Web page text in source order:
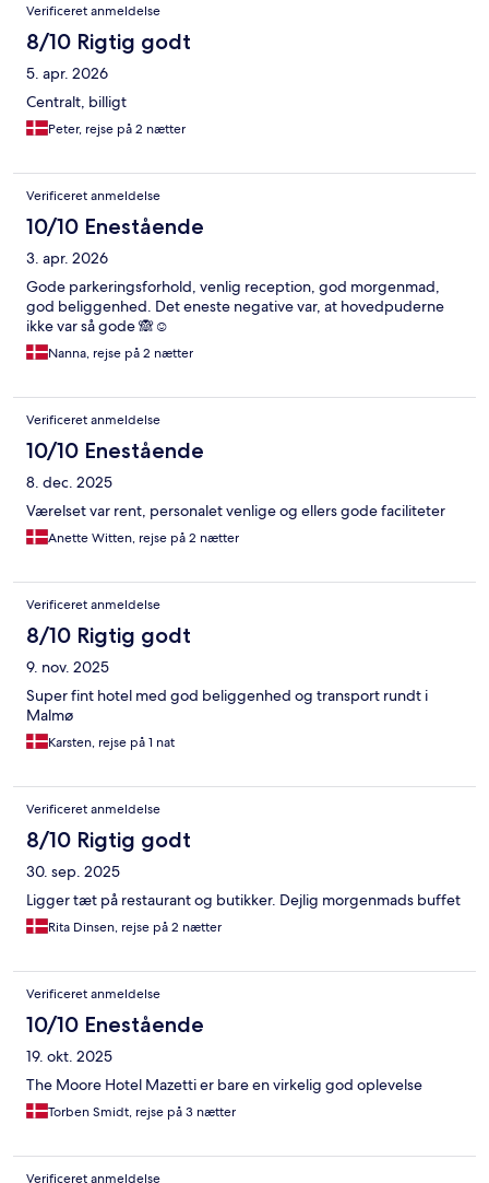
Verificeret anmeldelse
8/10 Rigtig godt
5. apr. 2026
Centralt, billigt
Peter, rejse på 2 nætter
Verificeret anmeldelse
10/10 Enestående
3. apr. 2026
Gode parkeringsforhold, venlig reception, god morgenmad,
god beliggenhed. Det eneste negative var, at hovedpuderne
ikke var så gode 🙈☺️
Nanna, rejse på 2 nætter
Verificeret anmeldelse
10/10 Enestående
8. dec. 2025
Værelset var rent, personalet venlige og ellers gode faciliteter
Anette Witten, rejse på 2 nætter
Verificeret anmeldelse
8/10 Rigtig godt
9. nov. 2025
Super fint hotel med god beliggenhed og transport rundt i
Malmø
Karsten, rejse på 1 nat
Verificeret anmeldelse
8/10 Rigtig godt
30. sep. 2025
Ligger tæt på restaurant og butikker. Dejlig morgenmads buffet
Rita Dinsen, rejse på 2 nætter
Verificeret anmeldelse
10/10 Enestående
19. okt. 2025
The Moore Hotel Mazetti er bare en virkelig god oplevelse
Torben Smidt, rejse på 3 nætter
Verificeret anmeldelse